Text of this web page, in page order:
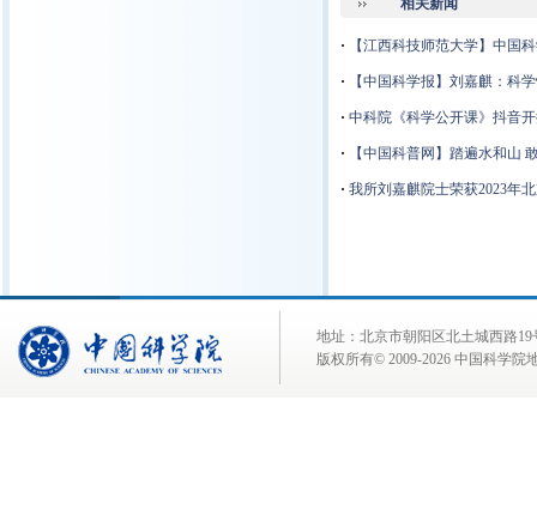
相关新闻
· 【江西科技师范大学】中国
· 【中国科学报】刘嘉麒：科
· 中科院《科学公开课》抖音
· 【中国科普网】踏遍水和山
· 我所刘嘉麒院士荣获2023年
地址：北京市朝阳区北土城西路
版权所有© 2009-2026 中国科学院